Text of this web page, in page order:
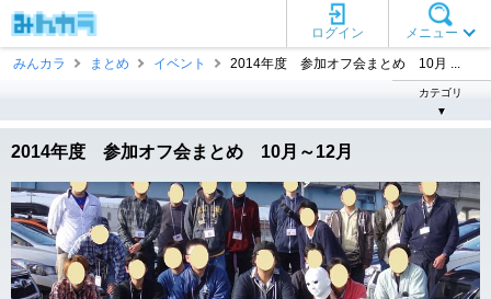
メニュー
ログイン
みんカラ
まとめ イベント 2014年度 参加オフ会まとめ 10月 ...
カテゴリ
▼
2014年度 参加オフ会まとめ 10月～12月